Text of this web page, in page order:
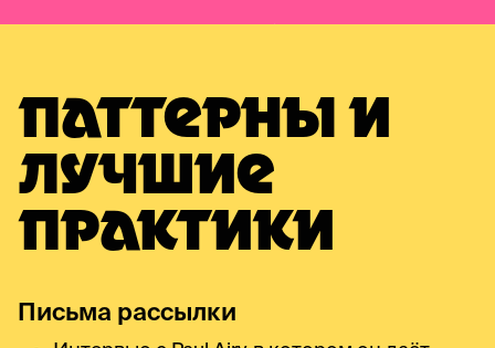
ПАТТЕРНЫ И
ЛУЧШИЕ
ПРАКТИКИ
Письма рассылки